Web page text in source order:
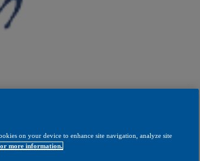
on your device to enhance site navigation, analyze site
more information.